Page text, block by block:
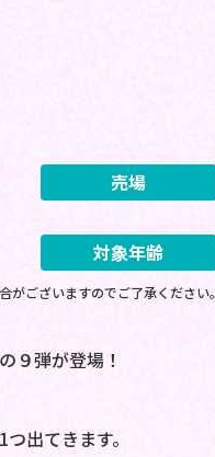
売場
対象年齢
ございますのでご了承ください。
９弾が登場！
出てきます。